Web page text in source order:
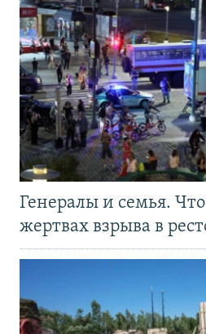
Генералы и семья.
жертвах взрыва в